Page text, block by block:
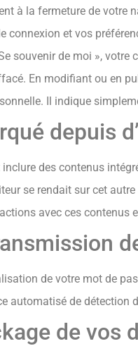
à la fermeture de votre
et vos
souvenir de moi »,
En modifiant ou en
Il indique
depuis
des contenus
se rendait sur cet
avec ces contenus
de votre mot de
automatisé de
de vos